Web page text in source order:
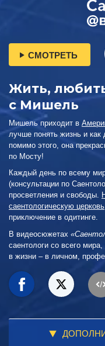
СМОТРЕТЬ
Жить,
с Мишель
Мишель приходит в
лучше понять жизнь и
помимо этого, она
по Мосту!
Каждый день по всему
(консультации по
просветления и свободы.
саентологическую
приключение в одитинге.
В видеосюжетах
саентологи со всего
в жизни – в личном,